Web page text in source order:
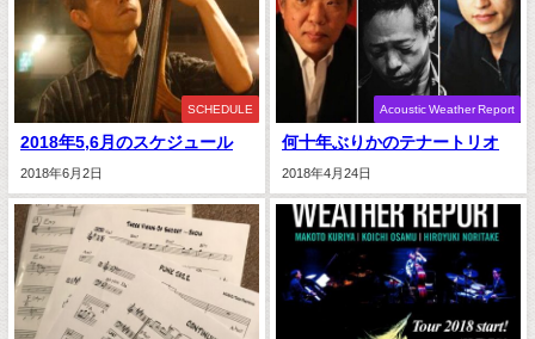
SCHEDULE
2018年5,6月のスケジュール
2018年6月2日
Acoustic Weather Report
何十年ぶりかのテナートリオ
2018年4月24日